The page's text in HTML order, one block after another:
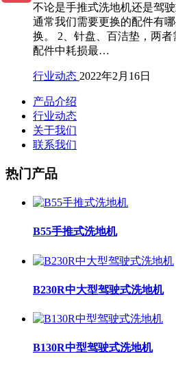
不论是手推式洗地机还是驾
通常我们需要更换的配件有
换。 2、针盘、百洁垫，两
配件中耗损最…
行业动态 2022年2月16日
产品介绍
行业动态
关于我们
联系我们
热门产品
B55手推式洗地机
B230R中大型驾驶式洗地机
B130R中型驾驶式洗地机